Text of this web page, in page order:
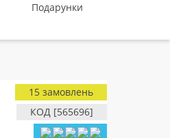
Подарунки
КОД [565696]
15 замовлень